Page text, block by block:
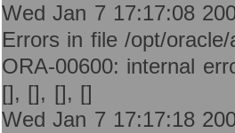
Wed Jan 7 17:17:08
Errors in file /opt/
ORA-00600: internal
[], [], [], []
Wed Jan 7 17:17:18